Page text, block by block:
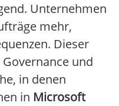
Unternehmen
mehr,
Dieser
und
in denen
in Microsoft